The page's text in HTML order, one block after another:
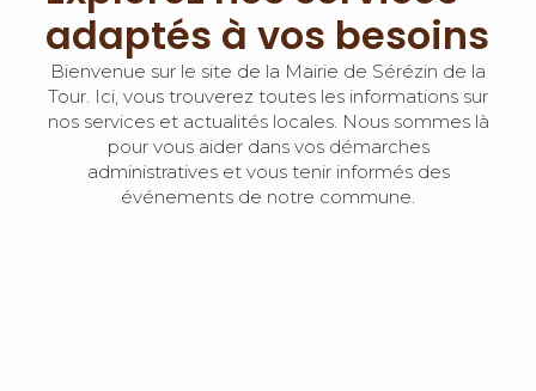
adaptés à vos besoins
Bienvenue sur le site de la Mairie de Sérézin de la
Tour. Ici, vous trouverez toutes les informations sur
nos services et actualités locales. Nous sommes là
pour vous aider dans vos démarches
administratives et vous tenir informés des
événements de notre commune.